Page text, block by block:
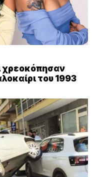
χρεοκόπησαν
του 1993